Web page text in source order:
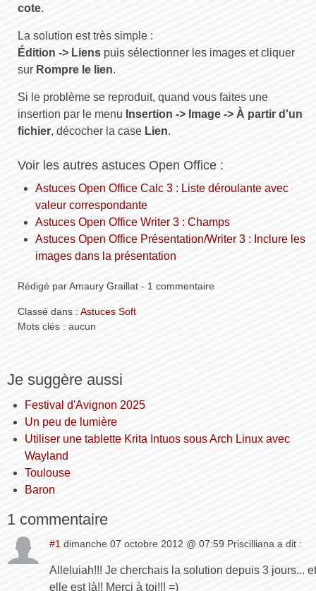
cote.
La solution est très simple :
Édition -> Liens puis sélectionner les images et cliquer
sur Rompre le lien.
Si le problème se reproduit, quand vous faites une
insertion par le menu Insertion -> Image -> À partir d'un
fichier, décocher la case Lien.
Voir les autres astuces Open Office :
Astuces Open Office Calc 3 : Liste déroulante avec
valeur correspondante
Astuces Open Office Writer 3 : Champs
Astuces Open Office Présentation/Writer 3 : Inclure les
images dans la présentation
Rédigé par Amaury Graillat - 1 commentaire
Classé dans : Astuces Soft
Mots clés : aucun
Je suggère aussi
Festival d'Avignon 2025
Un peu de lumière
Utiliser une tablette Krita Intuos sous Arch Linux avec
Wayland
Toulouse
Baron
1 commentaire
#1 dimanche 07 octobre 2012 @ 07:59 Priscilliana a dit :
Alleluiah!!! Je cherchais la solution depuis 3 jours... et
elle est là!! Merci à toi!!! =)